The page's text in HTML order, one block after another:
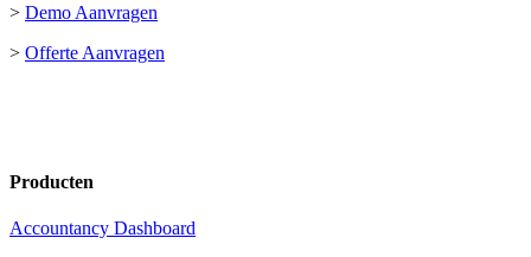
> Demo Aanvragen
> Offerte Aanvragen
Producten
Accountancy Dashboard